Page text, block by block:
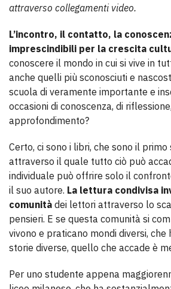
attraverso collegamenti video.
L’incontro, il contatto, la
imprescindibili per la crescita
conoscere il mondo in cui si vive in
anche quelli più sconosciuti e
scuola di veramente importante e
occasioni di conoscenza, di
approfondimento?
Certo, ci sono i libri, che sono il
attraverso il quale tutto ciò può
individuale può offrire solo il
il suo autore. La lettura condivisa
comunità dei lettori attraverso lo
pensieri. E se questa comunità si
vivono e praticano mondi diversi, che
storie diverse, quello che accade è
Per uno studente appena